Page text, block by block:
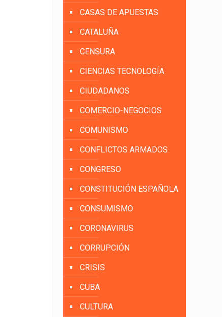
CASAS DE APUESTAS
CATALUÑA
CENSURA
CIENCIAS TECNOLOGÍA
CIUDADANOS
COMERCIO-NEGOCIOS
COMUNISMO
CONFLICTOS ARMADOS
CONGRESO
CONSTITUCIÓN ESPAÑOLA
CONSUMISMO
CORONAVIRUS
CORRUPCIÓN
CRISIS
CUBA
CULTURA